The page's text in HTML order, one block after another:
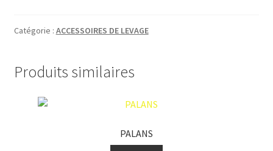
Catégorie : ACCESSOIRES DE LEVAGE
Produits similaires
PALANS